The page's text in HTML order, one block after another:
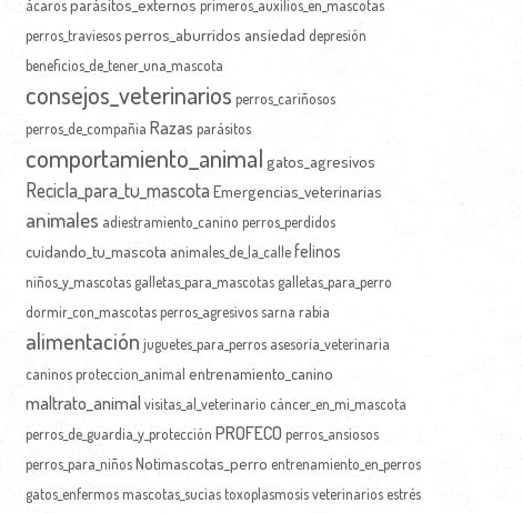
ácarosparásitos_externos primeros_auxilios_en_mascotas
perros_traviesosperros_aburridos ansiedad depresión
beneficios_de_tener_una_mascota
consejos_veterinarios perros_cariñosos
perros_de_compañia Razas parásitos
comportamiento_animal gatos_agresivos
Recicla_para_tu_mascota Emergencias_veterinarias
animales adiestramiento_canino perros_perdidos
cuidando_tu_mascota animales_de_la_callefelinos
niños_y_mascotas galletas_para_mascotas galletas_para_perro
dormir_con_mascotas perros_agresivossarna rabia
alimentación juguetes_para_perros asesoría_veterinaria
caninosproteccion_animal entrenamiento_canino
maltrato_animal visitas_al_veterinario cáncer_en_mi_mascota
perros_de_guardia_y_protección PROFECO perros_ansiosos
perros_para_niñosNotimascotas_perro entrenamiento_en_perros
gatos_enfermos mascotas_sucias toxoplasmosisveterinarios estrés